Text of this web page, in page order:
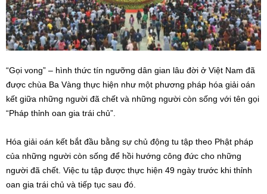
“Gọi vong” – hình thức tín ngưỡng dân gian lâu đời ở Việt Nam đã
được chùa Ba Vàng thực hiện như một phương pháp hóa giải oán
kết giữa những người đã chết và những người còn sống với tên gọi
“Pháp thỉnh oan gia trái chủ”.
Hóa giải oán kết bắt đầu bằng sự chủ động tu tập theo Phật pháp
của những người còn sống để hồi hướng công đức cho những
người đã chết. Việc tu tập được thực hiện 49 ngày trước khi thỉnh
oan gia trái chủ và tiếp tục sau đó.